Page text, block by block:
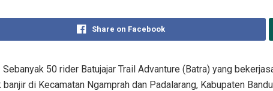
Share on Facebook
Sebanyak 50 rider Batujajar Trail Advanture (Batra) yang
di Kecamatan Ngamprah dan Padalarang, Kabupaten